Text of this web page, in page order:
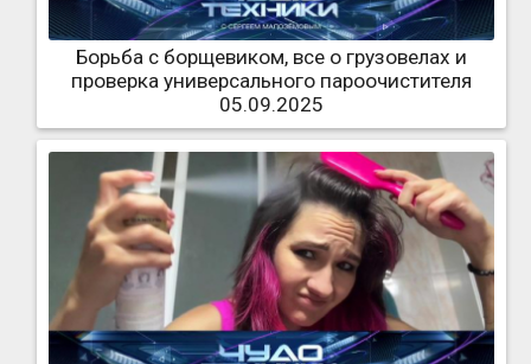
Борьба с борщевиком, все о грузовелах и
проверка универсального пароочистителя
05.09.2025